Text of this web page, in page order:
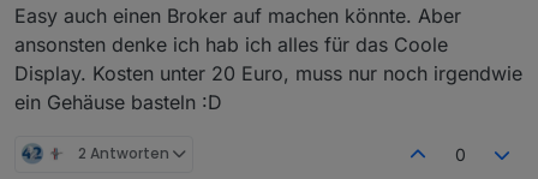
Easy auch einen Broker auf machen könnte. Aber
ansonsten denke ich hab ich alles für das Coole
Display. Kosten unter 20 Euro, muss nur noch irgendwie
ein Gehäuse basteln :D
2 Antworten 0